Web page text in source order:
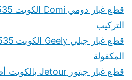
التركيب
المكفولة